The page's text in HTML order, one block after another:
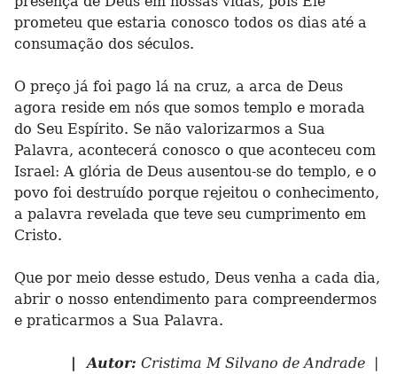
prometeu que estaria conosco todos os dias até a
consumação dos séculos.
O preço já foi pago lá na cruz, a arca de Deus
agora reside em nós que somos templo e morada
do Seu Espírito. Se não valorizarmos a Sua
Palavra, acontecerá conosco o que aconteceu com
Israel: A glória de Deus ausentou-se do templo, e o
povo foi destruído porque rejeitou o conhecimento,
a palavra revelada que teve seu cumprimento em
Cristo.
Que por meio desse estudo, Deus venha a cada dia,
abrir o nosso entendimento para compreendermos
e praticarmos a Sua Palavra.
| Autor: Cristima M Silvano de Andrade |